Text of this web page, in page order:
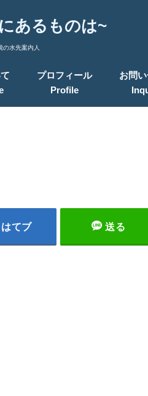
あるものは~
の水先案内人
プロフィール
Profile
お問
はてブ 送る